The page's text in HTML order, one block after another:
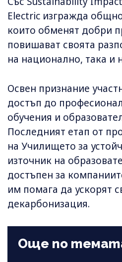
Electric изгражда
които обменят добри
повишават своята
на национално, така и
Освен признание
достъп до
обучения и
Последният етап от
на Училището за
източник на
достъпен за
им помага да ускорят
декарбонизация.
Още по